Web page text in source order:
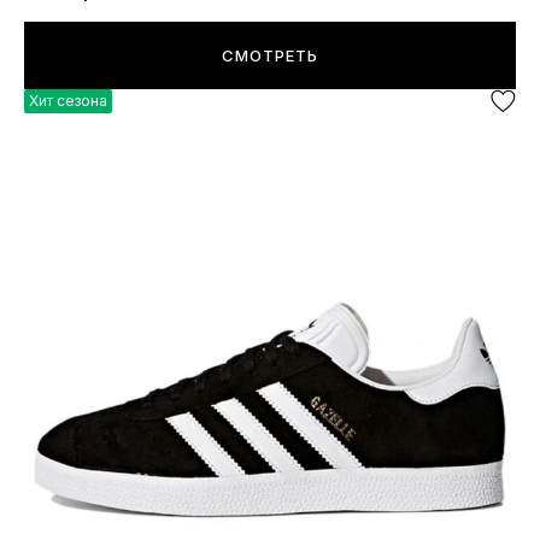
СМОТРЕТЬ
Хит сезона